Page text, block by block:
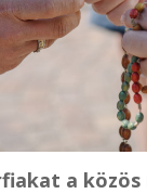
a közös